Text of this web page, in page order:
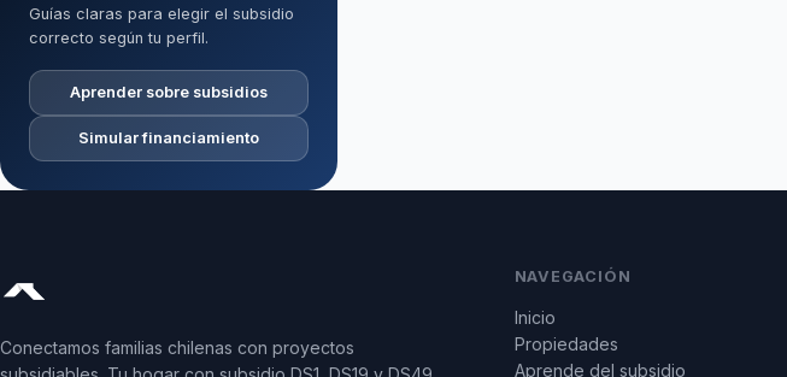
Guías claras para elegir el subsidio
correcto según tu perfil.
Aprender sobre subsidios
Simular financiamiento
Conectamos familias chilenas con proyectos
NAVEGACIÓN
Inicio
Propiedades
Aprende del subsidio